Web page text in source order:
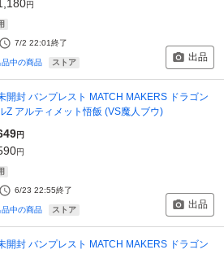
円
7/2 22:01終了
品中の商品 ストア 出品
開封 バンプレスト MATCH MAKERS ドラゴン
Z アルティメット悟飯 (VS魔人ブウ)
円
円
6/23 22:55終了
品中の商品 ストア 出品
開封 バンプレスト MATCH MAKERS ドラゴン